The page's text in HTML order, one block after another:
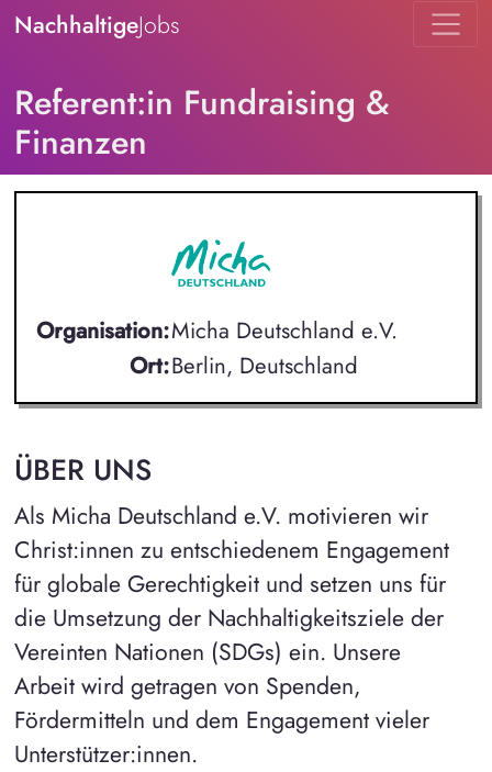
NachhaltigeJobs
Referent:in Fundraising &
Finanzen
Organisation:Micha Deutschland e.V.
Ort:Berlin, Deutschland
ÜBER UNS
Als Micha Deutschland e.V. motivieren wir
Christ:innen zu entschiedenem Engagement
für globale Gerechtigkeit und setzen uns für
die Umsetzung der Nachhaltigkeitsziele der
Vereinten Nationen (SDGs) ein. Unsere
Arbeit wird getragen von Spenden,
Fördermitteln und dem Engagement vieler
Unterstützer:innen.